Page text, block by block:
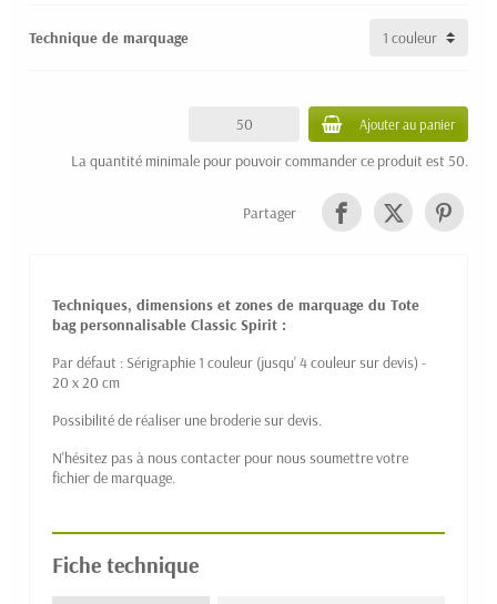
Technique de marquage
Ajouter au panier
La quantité minimale pour pouvoir commander ce produit est 50.
Partager
Techniques, dimensions et zones de marquage du Tote
bag personnalisable Classic Spirit :
Par défaut : Sérigraphie 1 couleur (jusqu' 4 couleur sur devis) -
20 x 20 cm
Possibilité de réaliser une broderie sur devis.
N'hésitez pas à nous contacter pour nous soumettre votre
fichier de marquage.
Fiche technique